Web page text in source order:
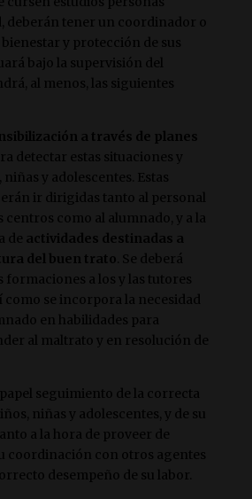
deberán tener un coordinador o
y protección de sus
bajo la supervisión del
al menos, las siguientes
a través de planes
detectar estas situaciones y
y adolescentes. Estas
ir dirigidas tanto al personal
centros como al alumnado, y a la
de actividades destinadas a
del buen trato . Se deberá
formaciones a los y las tutores
como se incorpora la necesidad
en habilidades para
al maltrato y en resolución de
seguimiento de la correcta
niñas y adolescentes, y de su
a la hora de proveer de
coordinación con otros agentes
desempeño de su labor.